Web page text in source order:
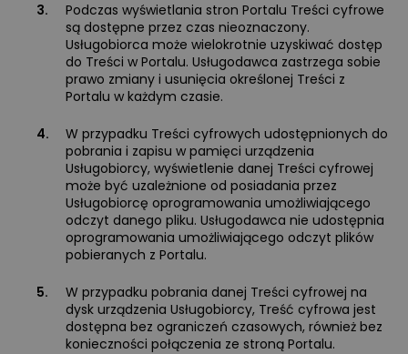
3.
Podczas wyświetlania stron Portalu Treści cyfrowe
są dostępne przez czas nieoznaczony.
Usługobiorca może wielokrotnie uzyskiwać dostęp
do Treści w Portalu. Usługodawca zastrzega sobie
prawo zmiany i usunięcia określonej Treści z
Portalu w każdym czasie.
4.
W przypadku Treści cyfrowych udostępnionych do
pobrania i zapisu w pamięci urządzenia
Usługobiorcy, wyświetlenie danej Treści cyfrowej
może być uzależnione od posiadania przez
Usługobiorcę oprogramowania umożliwiającego
odczyt danego pliku. Usługodawca nie udostępnia
oprogramowania umożliwiającego odczyt plików
pobieranych z Portalu.
5.
W przypadku pobrania danej Treści cyfrowej na
dysk urządzenia Usługobiorcy, Treść cyfrowa jest
dostępna bez ograniczeń czasowych, również bez
konieczności połączenia ze stroną Portalu.